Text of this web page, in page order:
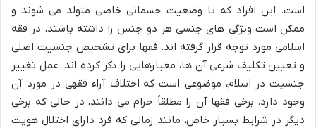
است. این افراد که با وضعیت جسمانی خاصی متولد می شوند و
ممکن است ویژگی های جنسی هر دو جنس را داشته باشند، در فقه
اسلامی مورد توجه قرار گرفته اند. فقها برای تشخیص جنسیت اصلی
و تعیین تکلیف شرعی آن ها، معیارهایی را ذکر کرده اند. عمل تغییر
جنسیت در اسلام، موضوعی است که اختلاف آراء فقهی در مورد آن
وجود دارد. برخی فقها آن را مطلقاً حرام می دانند، در حالی که برخی
دیگر در شرایط بسیار خاص، مانند زمانی که فرد دارای اختلال هویت